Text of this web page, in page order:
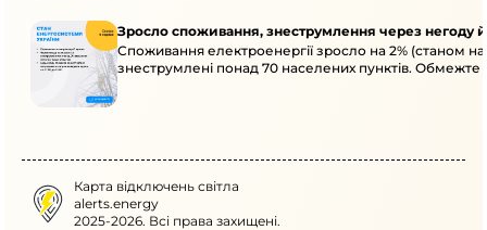
Зросло споживання, знеструмлення через негоду
Споживання електроенергії зросло на 2% (станом
знеструмлені понад 70 населених пунктів.
Карта відключень світла
alerts.energy
2025-2026. Всі права захищені.